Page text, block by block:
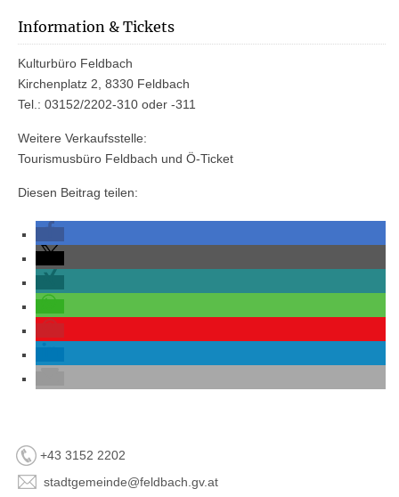
Information & Tickets
Kulturbüro Feldbach
Kirchenplatz 2, 8330 Feldbach
Tel.: 03152/2202-310 oder -311
Weitere Verkaufsstelle:
Tourismusbüro Feldbach und Ö-Ticket
Diesen Beitrag teilen:
+43 3152 2202
stadtgemeinde@feldbach.gv.at